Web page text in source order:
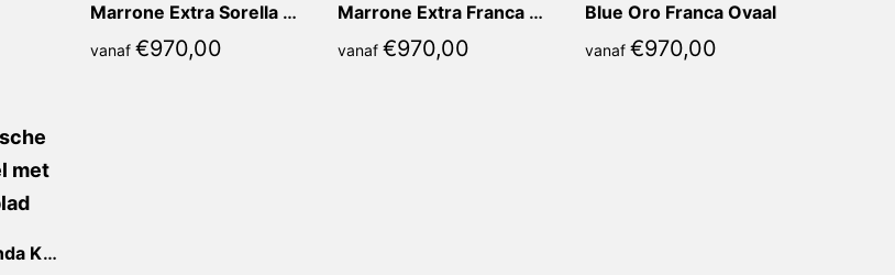
Marrone Extra Sorella Ovaal
vanaf €970,00
Marrone Extra Franca Ovaal
vanaf €970,00
Blue Oro Franca Ovaal
vanaf €970,00
Marrone Extra Vanda Kiezel